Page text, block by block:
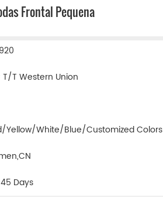
Frontal Pequena
T/T Western Union
Yellow/White/Blue/Customized Colors
Days